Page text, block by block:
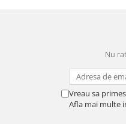
Nu
Vreau sa
Afla mai multe